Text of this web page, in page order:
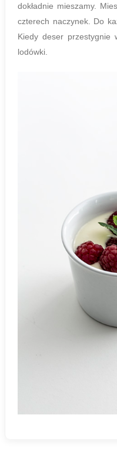
dokładnie mieszamy.
czterech naczynek. Do
Kiedy deser
lodówki.